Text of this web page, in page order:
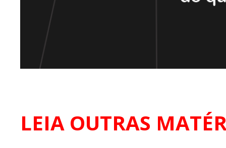
LEIA OUTRAS